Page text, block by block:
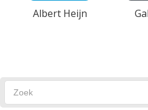
Albert Heijn